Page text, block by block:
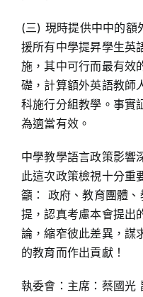
(三) 現時提供中中的額
援所有中學提昇學生英
施，其中可行而最有效
礎，計算額外英語教師
科施行分組教學。事實
為適當有效。
中學教學語言政策影響
此這次政策檢視十分重
籲： 政府、教育團體
提，認真考慮本會提出
論，縮窄彼此差異，謀
的教育而作出貢獻！
執委會：主席：蔡國光